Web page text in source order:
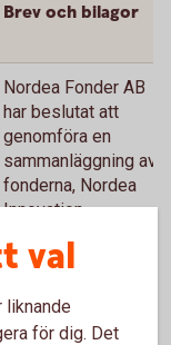
Brev och bilagor
Nordea Fonder AB
har beslutat att
genomföra en
sammanläggning av
fonderna, Nordea
Innovation
och Nordea Nordic
FI0008813399.
Sammanslagningen
val
liknande
för dig. Det